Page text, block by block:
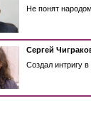
Не понят народом
Сергей
Создал интригу в